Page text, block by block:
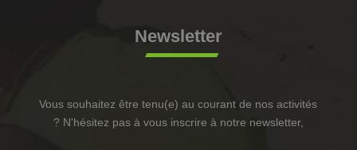
Newsletter
Vous souhaitez être tenu(e) au courant de nos activités
? N'hésitez pas à vous inscrire à notre newsletter,